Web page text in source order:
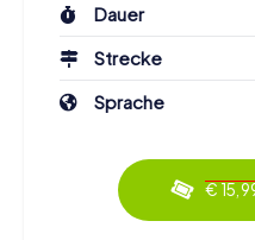
Dauer
Strecke
Sprache
€